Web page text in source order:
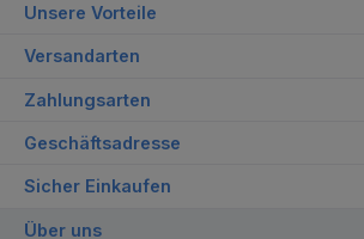
Unsere Vorteile
Versandarten
Zahlungsarten
Geschäftsadresse
Sicher Einkaufen
Über uns